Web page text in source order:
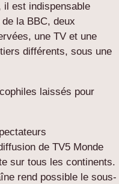
il est indispensable
la BBC, deux
une TV et une
différents, sous une
laissés pour
de TV5 Monde
sur tous les continents.
rend possible le sous-